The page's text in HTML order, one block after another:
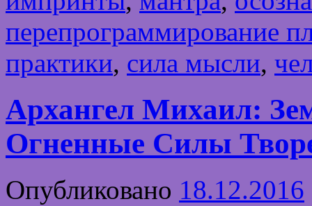
перепрограммирование
практики, сила мысли,
Архангел Михаил:
Огненные Силы
Опубликовано 18.12.2016